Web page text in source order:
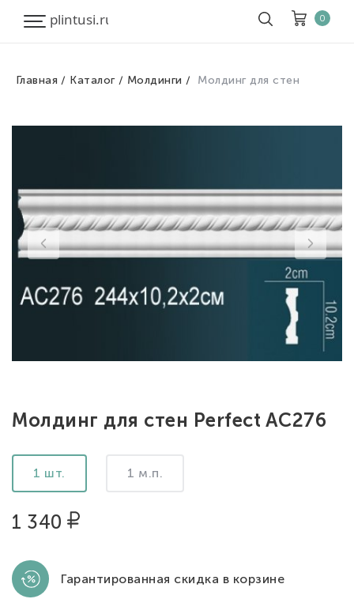
Итого к оплате
0
0
Главная Каталог Молдинги Молдинг для стен
Молдинг для стен Perfect AC276
1 шт. 1 м.п.
1 340
Гарантированная скидка в корзине